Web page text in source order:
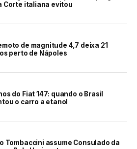
Corte italiana evitou
de magnitude 4,7 deixa 21
perto de Nápoles
do Fiat 147: quando o Brasil
o carro a etanol
Tombaccini assume Consulado da